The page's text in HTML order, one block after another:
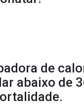
de
abaixo de